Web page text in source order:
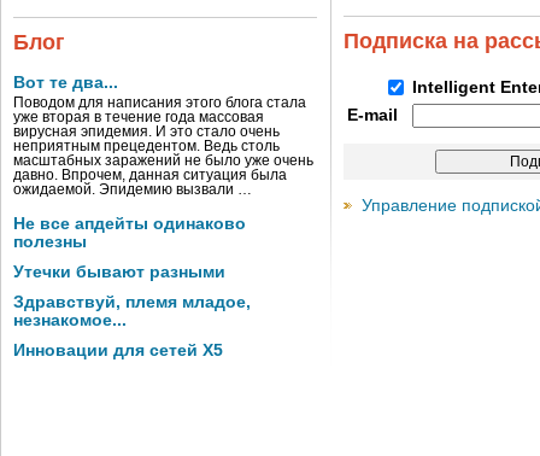
Блог
Вот те два...
Поводом для написания этого блога стала
уже вторая в течение года массовая
вирусная эпидемия. И это стало очень
неприятным прецедентом. Ведь столь
масштабных заражений не было уже очень
давно. Впрочем, данная ситуация была
ожидаемой. Эпидемию вызвали …
Не все апдейты одинаково
полезны
Утечки бывают разными
Здравствуй, племя младое,
незнакомое...
Инновации для сетей X5
Подписка на
Intelligent
E-mail
Управление